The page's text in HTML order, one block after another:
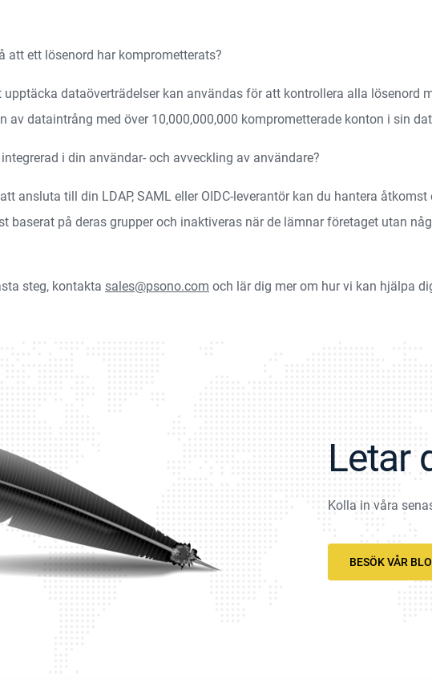
att ett lösenord har komprometterats?
dataöverträdelser kan användas för att kontrollera alla lösenord
av dataintrång med över 10,000,000,000 komprometterade konton i sin
i din användar- och avveckling av användare?
ansluta till din LDAP, SAML eller OIDC-leverantör kan du hantera
baserat på deras grupper och inaktiveras när de lämnar företaget utan
steg, kontakta sales@psono.com och lär dig mer om hur vi kan hjälpa
Letar
Kolla in våra
BESÖK VÅR